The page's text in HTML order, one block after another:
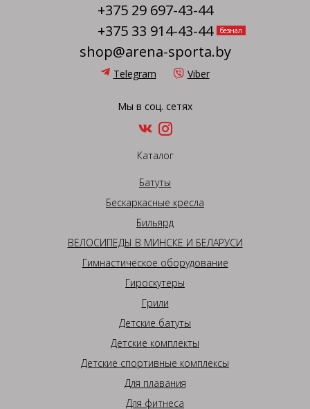
+375 29 697-43-44
+375 33 914-43-44
безнал
shop@arena-sporta.by
Telegram Viber
Мы в соц. сетях
Каталог
Батуты
Бескаркасные кресла
Бильярд
ВЕЛОСИПЕДЫ В МИНСКЕ И БЕЛАРУСИ
Гимнастическое оборудование
Гироскутеры
Грили
Детские батуты
Детские комплекты
Детские спортивные комплексы
Для плавания
Для фитнеса